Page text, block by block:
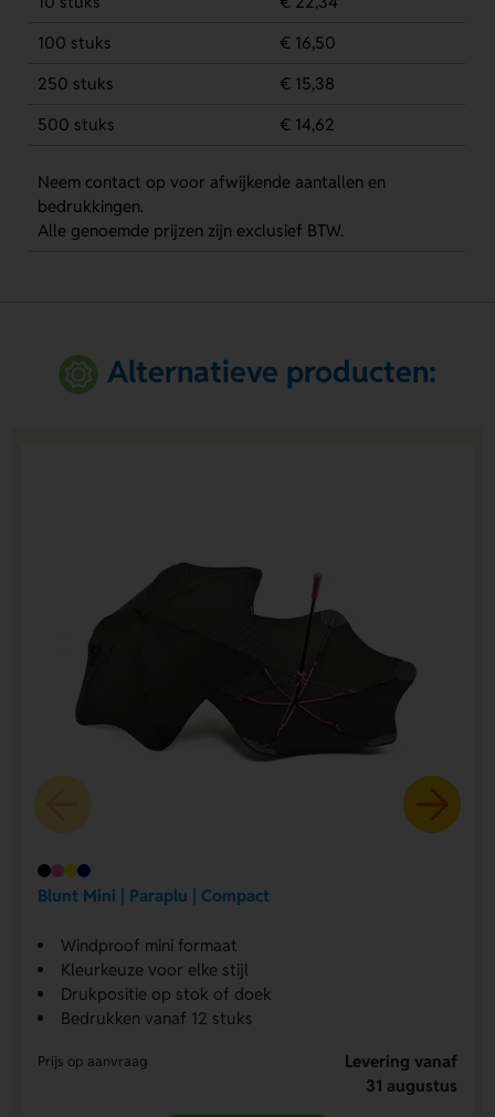
100 stuks
€ 16,50
250 stuks
€ 15,38
500 stuks
€ 14,62
Neem contact op voor afwijkende aantallen en
bedrukkingen.
Alle genoemde prijzen zijn exclusief BTW.
Alternatieve producten:
Blunt Mini | Paraplu | Compact
Windproof mini formaat
Kleurkeuze voor elke stijl
Drukpositie op stok of doek
Bedrukken vanaf 12 stuks
Prijs op aanvraag
Levering vanaf
31 augustus